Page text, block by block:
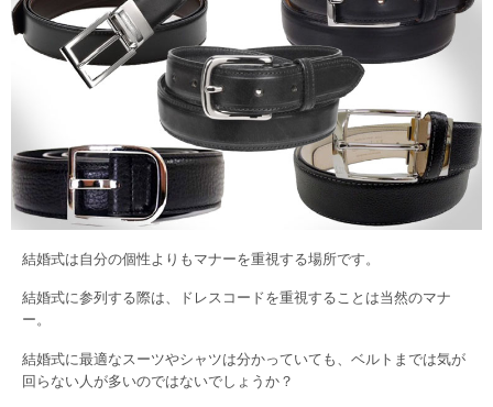
結婚式は自分の個性よりもマナーを重視する場所です。
結婚式に参列する際は、ドレスコードを重視することは当然のマナ
ー。
結婚式に最適なスーツやシャツは分かっていても、ベルトまでは気が
回らない人が多いのではないでしょうか？